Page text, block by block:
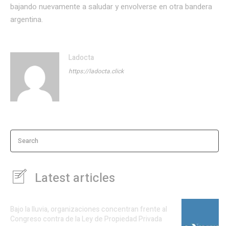
bajando nuevamente a saludar y envolverse en otra bandera
argentina.
Ladocta
https://ladocta.click
Search
Latest articles
Bajo la lluvia, organizaciones concentran frente al
Congreso contra de la Ley de Propiedad Privada